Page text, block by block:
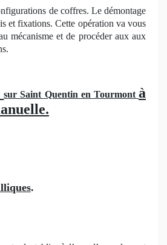
de coffres. Le démontage
et fixations. Cette opération va vous
mécanisme et de procéder aux aux
sur Saint Quentin en Tourmontà
.